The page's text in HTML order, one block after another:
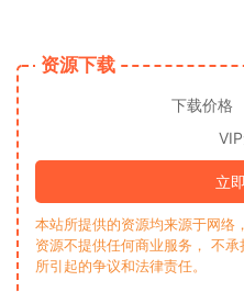
资源下载
下载价格
立
本站所提供的资源均来源于网络
资源不提供任何商业服务， 不
所引起的争议和法律责任。